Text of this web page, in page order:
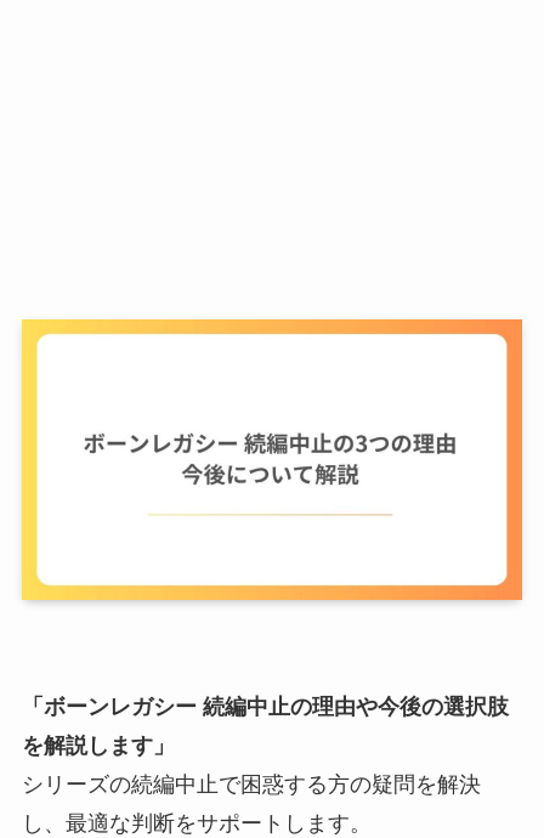
「ボーンレガシー 続編中止の理由や今後の選択肢
を解説します」
シリーズの続編中止で困惑する方の疑問を解決
し、最適な判断をサポートします。